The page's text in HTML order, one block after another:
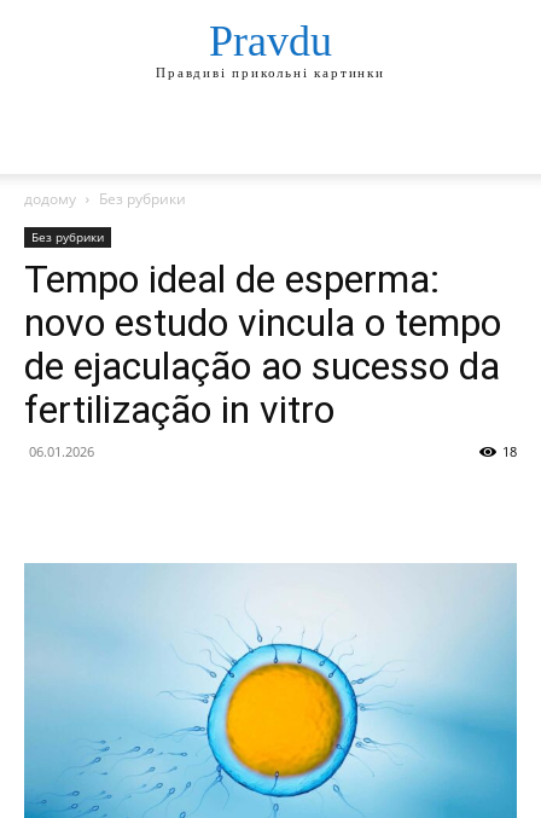
Pravdu
Правдиві прикольні картинки
додому Без рубрики
Без рубрики
Tempo ideal de esperma:
novo estudo vincula o tempo
de ejaculação ao sucesso da
fertilização in vitro
06.01.2026 18